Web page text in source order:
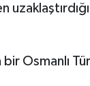
bir Osmanlı